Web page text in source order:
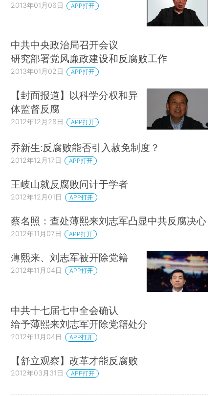
2013年01月06日 APP打开
中共中央政治局召开会议
研究部署党风廉政建设和反腐败工作
2013年01月02日 APP打开
【封面报道】以科学分权和异
体监督反腐
2012年12月28日 APP打开
乔新生:反腐败能否引入赦免制度？
2012年12月17日 APP打开
王岐山就反腐败问计于学者
2012年12月01日 APP打开
蔡名照：查处薄熙来刘志军凸显中共反腐决心
2012年11月07日 APP打开
薄熙来、刘志军被开除党籍
2012年11月04日 APP打开
中共十七届七中全会确认
给予薄熙来刘志军开除党籍处分
2012年11月04日 APP打开
【舒立观察】改革才能反腐败
2012年03月31日 APP打开